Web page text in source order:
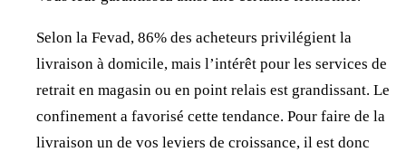
Selon la Fevad, 86% des acheteurs privilégient la
livraison à domicile, mais l’intérêt pour les services de
retrait en magasin ou en point relais est grandissant. Le
confinement a favorisé cette tendance. Pour faire de la
livraison un de vos leviers de croissance, il est donc